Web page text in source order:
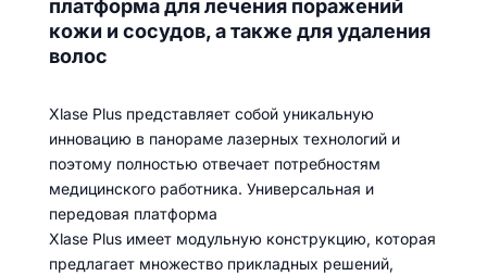
платформа для лечения поражений
кожи и сосудов, а также для удаления
волос
Xlase Plus представляет собой уникальную
инновацию в панораме лазерных технологий и
поэтому полностью отвечает потребностям
медицинского работника. Универсальная и
передовая платформа
Xlase Plus имеет модульную конструкцию, которая
предлагает множество прикладных решений,